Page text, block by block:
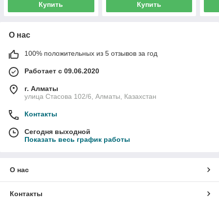
Купить Купить
О нас
100% положительных из 5 отзывов за год
Работает с 09.06.2020
г. Алматы
улица Стасова 102/6, Алматы, Казахстан
Контакты
Сегодня выходной
Показать весь график работы
О нас
Контакты